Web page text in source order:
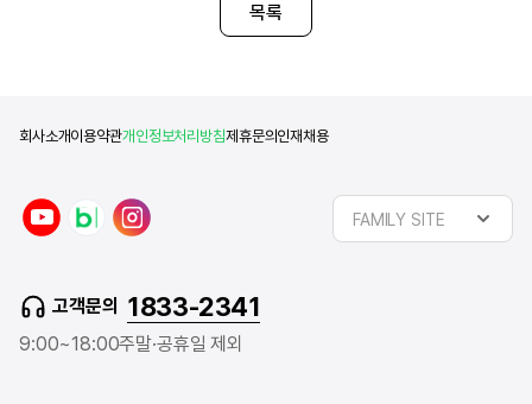
목록
회사소개이용약관개인정보처리방침제휴문의 인재채용
u
n
a
r
l
a
FAMILY SITE
고객문의 1833-2341
9:00~18:00주말·공휴일 제외